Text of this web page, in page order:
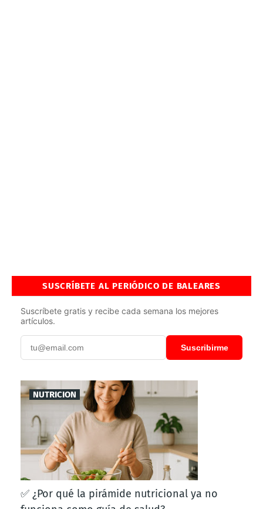
SUSCRÍBETE AL PERIÓDICO DE BALEARES
Suscríbete gratis y recibe cada semana los mejores
artículos.
Suscribirme
NUTRICION
✅ ¿Por qué la pirámide nutricional ya no